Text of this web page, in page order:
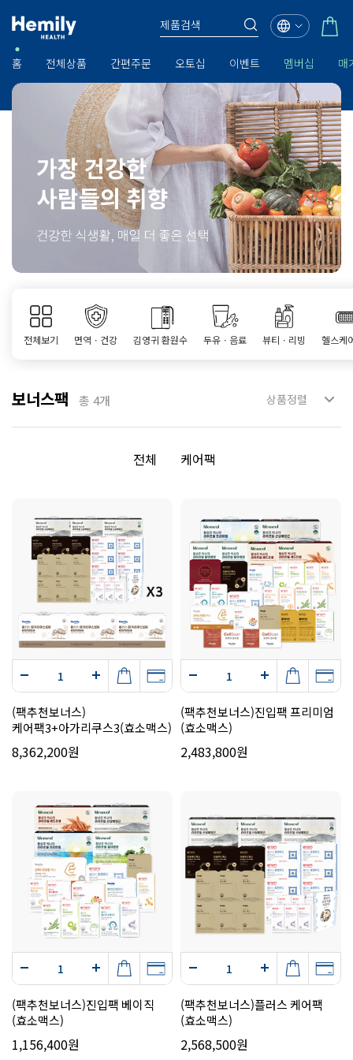
홈 전체상품 간편주문 오토십 이벤트 멤버십 매
전체보기 면역ㆍ건강 김영귀 환원수 두유ㆍ음료 뷰티ㆍ리빙 헬스케
보너스팩 총 4개
전체 케어팩
(팩추천보너스)
케어팩3+아가리쿠스3(효소맥스)
8,362,200원
(팩추천보너스)진입팩 프리미엄
(효소맥스)
2,483,800원
(팩추천보너스)진입팩 베이직
(효소맥스)
1,156,400원
(팩추천보너스)플러스 케어팩
(효소맥스)
2,568,500원